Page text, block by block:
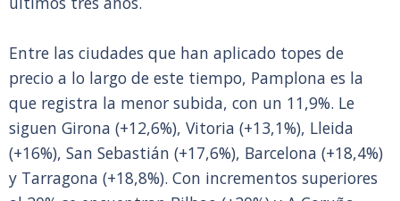
Entre las ciudades que han aplicado topes de
precio a lo largo de este tiempo, Pamplona es la
que registra la menor subida, con un 11,9%. Le
siguen Girona (+12,6%), Vitoria (+13,1%), Lleida
(+16%), San Sebastián (+17,6%), Barcelona (+18,4%)
y Tarragona (+18,8%). Con incrementos superiores